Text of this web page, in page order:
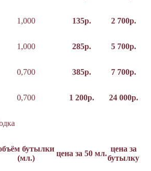
1,000 135р. 2 700р.
1,000 285р. 5 700р.
0,700 385р. 7 700р.
0,700 1 200р. 24 000р.
бутылки
(мл.)
цена за 50 мл.
цена за
бутылку